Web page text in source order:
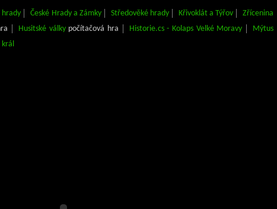
hrady České Hrady a Zámky Středověké hrady Křivoklát a Týřov
Zřícenina
Husitské válkypočítačová hra Historie.cs - Kolaps Velké Moravy
Mýtus
král